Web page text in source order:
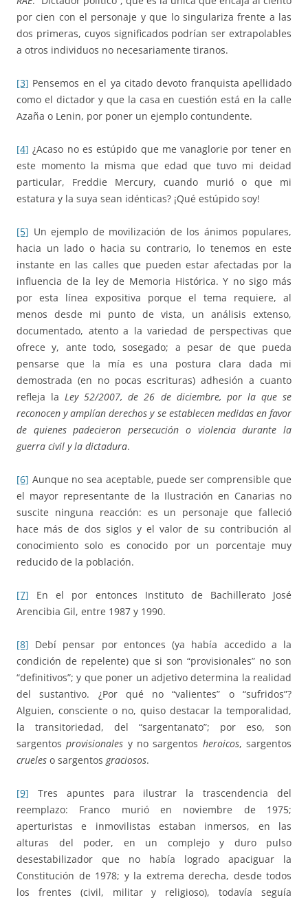
por cien con el personaje y que lo singulariza frente a las
dos primeras, cuyos significados podrían ser extrapolables
a otros individuos no necesariamente tiranos.
[3] Pensemos en el ya citado devoto franquista apellidado
como el dictador y que la casa en cuestión está en la calle
Azaña o Lenin, por poner un ejemplo contundente.
[4] ¿Acaso no es estúpido que me vanaglorie por tener en
este momento la misma que edad que tuvo mi deidad
particular, Freddie Mercury, cuando murió o que mi
estatura y la suya sean idénticas? ¡Qué estúpido soy!
[5] Un ejemplo de movilización de los ánimos populares,
hacia un lado o hacia su contrario, lo tenemos en este
instante en las calles que pueden estar afectadas por la
influencia de la ley de Memoria Histórica. Y no sigo más
por esta línea expositiva porque el tema requiere, al
menos desde mi punto de vista, un análisis extenso,
documentado, atento a la variedad de perspectivas que
ofrece y, ante todo, sosegado; a pesar de que pueda
pensarse que la mía es una postura clara dada mi
demostrada (en no pocas escrituras) adhesión a cuanto
refleja laLey 52/2007, de 26 de diciembre, por la que se
reconocen y amplían derechos y se establecen medidas en favor
de quienes padecieron persecución o violencia durante la
guerra civil y la dictadura.
[6] Aunque no sea aceptable, puede ser comprensible que
el mayor representante de la Ilustración en Canarias no
suscite ninguna reacción: es un personaje que falleció
hace más de dos siglos y el valor de su contribución al
conocimiento solo es conocido por un porcentaje muy
reducido de la población.
[7] En el por entonces Instituto de Bachillerato José
Arencibia Gil, entre 1987 y 1990.
[8] Debí pensar por entonces (ya había accedido a la
condición de repelente) que si son “provisionales” no son
“definitivos”; y que poner un adjetivo determina la realidad
del sustantivo. ¿Por qué no “valientes” o “sufridos”?
Alguien, consciente o no, quiso destacar la temporalidad,
la transitoriedad, del “sargentanato”; por eso, son
sargentosprovisionales y no sargentos heroicos, sargentos
crueles o sargentos graciosos.
[9] Tres apuntes para ilustrar la trascendencia del
reemplazo: Franco murió en noviembre de 1975;
aperturistas e inmovilistas estaban inmersos, en las
alturas del poder, en un complejo y duro pulso
desestabilizador que no había logrado apaciguar la
Constitución de 1978; y la extrema derecha, desde todos
los frentes (civil, militar y religioso), todavía seguía